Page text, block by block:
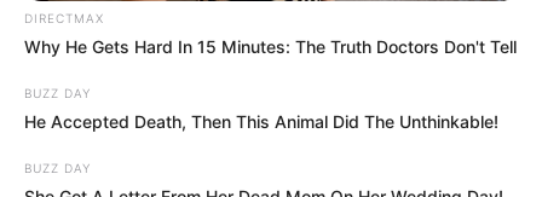
DIRECTMAX
Why He Gets Hard In 15 Minutes: The Truth Doctors Don't Tell
BUZZ DAY
He Accepted Death, Then This Animal Did The Unthinkable!
BUZZ DAY